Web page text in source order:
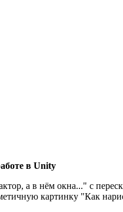
в Unity
а в нём окна..." с
картинку "Как